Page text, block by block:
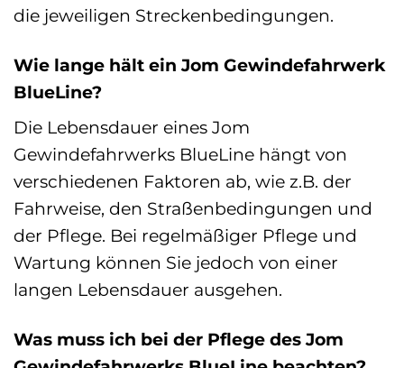
die jeweiligen Streckenbedingungen.
Wie lange hält ein Jom Gewindefahrwerk
BlueLine?
Die Lebensdauer eines Jom
Gewindefahrwerks BlueLine hängt von
verschiedenen Faktoren ab, wie z.B. der
Fahrweise, den Straßenbedingungen und
der Pflege. Bei regelmäßiger Pflege und
Wartung können Sie jedoch von einer
langen Lebensdauer ausgehen.
Was muss ich bei der Pflege des Jom